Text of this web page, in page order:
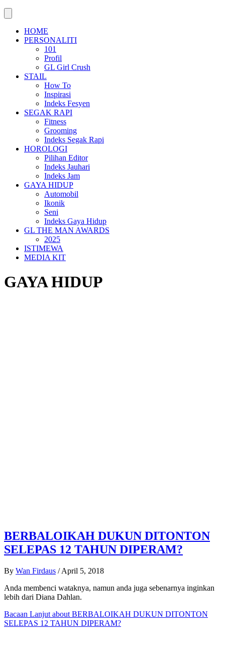
HOME
PERSONALITI
101
Profil
GL Girl Crush
STAIL
How To
Inspirasi
Indeks Fesyen
SEGAK RAPI
Fitness
Grooming
Indeks Segak Rapi
HOROLOGI
Pilihan Editor
Indeks Jauhari
Indeks Jam
GAYA HIDUP
Automobil
Ikonik
Seni
Indeks Gaya Hidup
GL THE MAN AWARDS
2025
ISTIMEWA
MEDIA KIT
GAYA HIDUP
BERBALOIKAH DUKUN DITONTON
SELEPAS 12 TAHUN DIPERAM?
By Wan Firdaus / April 5, 2018
Anda membenci wataknya, namun anda juga sebenarnya inginkan
lebih dari Diana Dahlan.
Bacaan Lanjut about BERBALOIKAH DUKUN DITONTON
SELEPAS 12 TAHUN DIPERAM?